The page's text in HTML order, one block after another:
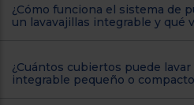
¿Cómo funciona el sistema de
un lavavajillas integrable y qué
¿Cuántos cubiertos puede lavar
integrable pequeño o